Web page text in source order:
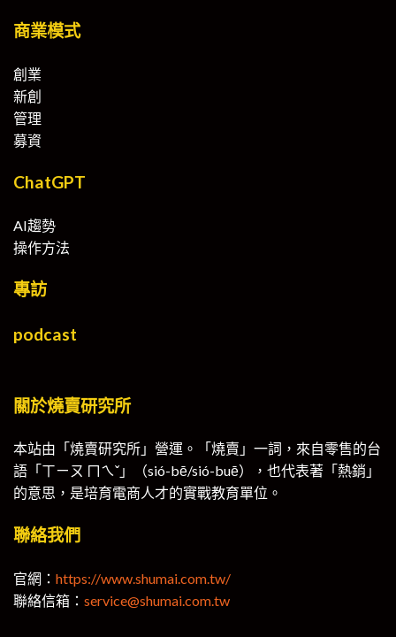
商業模式
創業
新創
管理
募資
ChatGPT
AI趨勢
操作方法
專訪
podcast
關於燒賣研究所
本站由「燒賣研究所」營運。「燒賣」一詞，來自零售的台
語「ㄒㄧㄡ ㄇㄟˇ」（sió-bē/sió-buē），也代表著「熱銷」
的意思，是培育電商人才的實戰教育單位。
聯絡我們
官網： https://www.shumai.com.tw/
聯絡信箱： service@shumai.com.tw